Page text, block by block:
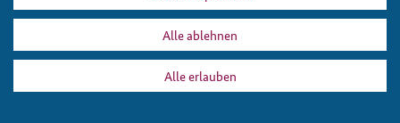
PRESSE DATENSCHUTZ IMPRESSUM FAQ
Warschauer Konferenz Drucken
Alle ablehnen
Alle erlauben